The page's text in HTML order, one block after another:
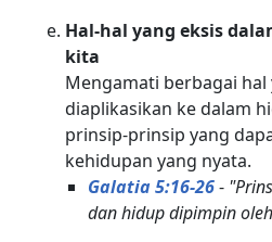
Hal-hal yang eksis
kita
Mengamati berbagai hal
diaplikasikan ke dalam
prinsip-prinsip yang
kehidupan yang nyata.
Galatia 5:16-26-
dan hidup dipimpin